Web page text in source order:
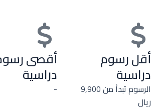
أقل رسوم
دراسية
الرسوم تبدأ من 9,900
ريال
أقصى
دراسية
-